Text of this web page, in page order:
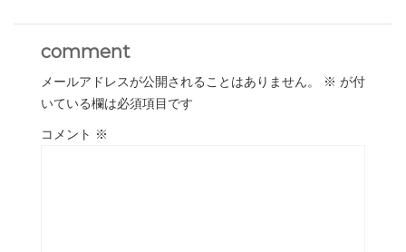
comment
メールアドレスが公開されることはありません。 ※ が付
いている欄は必須項目です
コメント ※